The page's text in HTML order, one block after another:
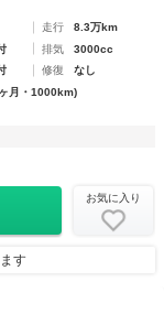
走行
8.3万km
排気
3000cc
修復
なし
月・1000km)
お気に入り
す